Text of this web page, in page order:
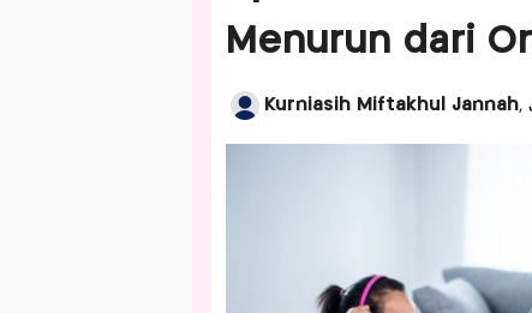
Menurun dari
Kurniasih Miftakhul Jannah,